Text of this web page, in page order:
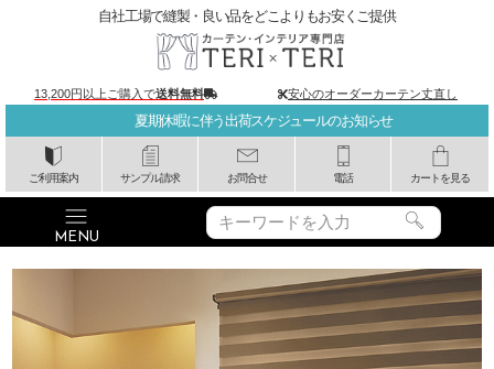
夏期休暇に伴う出荷スケジュールのお知らせ
ご利用案内 サンプル請求 お問合せ 電話 カートを見る
自社工場で縫製・良い品をどこよりもお安くご提供
13,200円以上ご購入で送料無料 安心のオーダーカーテン丈直し